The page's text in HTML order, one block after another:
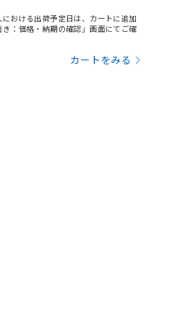
における出荷予定日は、カートに追加
：価格・納期の確認」画面にてご確
カートをみる